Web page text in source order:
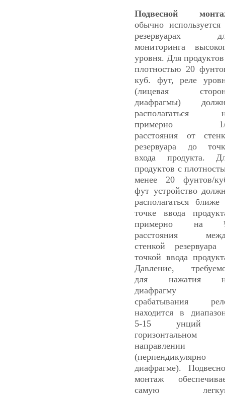
Подвесной
обычно
резервуарах
мониторинга
уровня. Для
плотностью 20
куб. фут, реле
(лицевая
диафрагмы)
располагаться
примерно 1/
расстояния от
резервуара до
входа продукта.
продуктов с
менее 20 фунтов/
фут устройство
располагаться
точке ввода
примерно на
расстояния
стенкой резервуара
точкой ввода
Давление,
для нажатия
диафрагму
срабатывания
находится в
5-15 унций
горизонтальном
направлении
(перпендикулярно
диафрагме).
монтаж
самую